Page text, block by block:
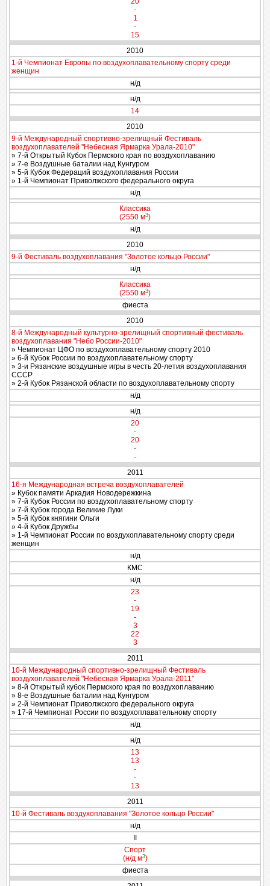
-
1
-
15
2010
1-й Чемпионат Европы по воздухоплавательному спорту среди
женщин
н/д
н/д
14
2010
9-й Международный спортивно-зрелищный Фестиваль
воздухоплавателей "Небесная Ярмарка Урала-2010"
» 7-й Открытый Кубок Пермского края по воздухоплаванию
» 7-е Воздушные баталии над Кунгуром
» 5-й Кубок Федераций воздухоплавания России
» 1-й Чемпионат Приволжского федерального округа
н/д
Классика
(2550 м3)
н/д
2010
9-й Фестиваль воздухоплавания "Золотое кольцо России"
н/д
Классика
(2550 м3)
фиеста
2010
8-й Международный культурно-зрелищный спортивный фестиваль
воздухоплавания "Небо России-2010"
» Чемпионат ЦФО по воздухоплавательному спорту 2010
» 6-й Кубок России по воздухоплавательному спорту
» 3-и Рязанские воздушные игры в честь 20-летия воздухоплавания
СССР
» 2-й Кубок Рязанской области по воздухоплавательному спорту
н/д
н/д
20
-
20
-
-
2011
16-я Международная встреча воздухоплавателей
» Кубок памяти Аркадия Новодережкина
» 7-й Кубок России по воздухоплавательному спорту
» 7-й Кубок города Великие Луки
» 5-й Кубок княгини Ольги
» 4-й Кубок Дружбы
» 1-й Чемпионат России по воздухоплавательному спорту среди
женщин
н/д
КМС
н/д
23
-
19
-
3
22
3
2011
10-й Международный спортивно-зрелищный Фестиваль
воздухоплавателей "Небесная Ярмарка Урала-2011"
» 8-й Открытый кубок Пермского края по воздухоплаванию
» 8-е Воздушные баталии над Кунгуром
» 2-й Чемпионат Приволжского федерального округа
» 17-й Чемпионат России по воздухоплавательному спорту
н/д
н/д
13
13
-
-
13
2011
10-й Фестиваль воздухоплавания "Золотое кольцо России"
н/д
Спорт
(н/д м3)
фиеста